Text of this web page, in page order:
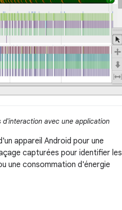
d'interaction avec une application
appareil Android pour une
capturées pour identifier les
une consommation d'énergie